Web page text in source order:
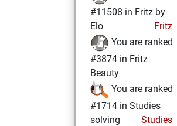
#11508 in Fritz by
Elo
Fritz
You are ranked
#3874 in Fritz
Beauty
You are ranked
#1714 in Studies
solving
Studies